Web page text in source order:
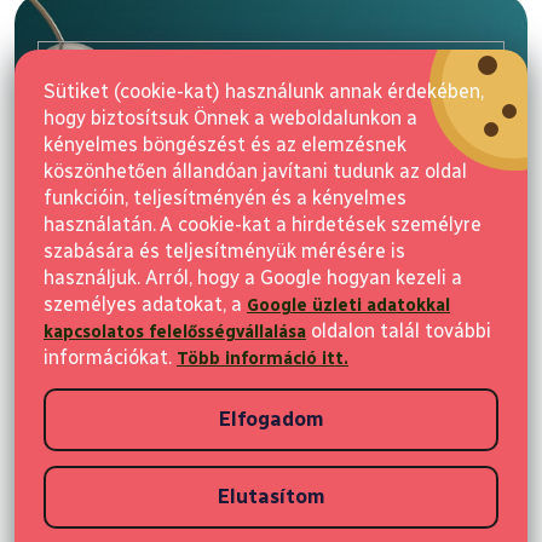
Sütiket (cookie-kat) használunk annak érdekében,
hogy biztosítsuk Önnek a weboldalunkon a
kényelmes böngészést és az elemzésnek
köszönhetően állandóan javítani tudunk az oldal
funkcióin, teljesítményén és a kényelmes
használatán. A cookie-kat a hirdetések személyre
szabására és teljesítményük mérésére is
használjuk. Arról, hogy a Google hogyan kezeli a
személyes adatokat, a Google üzleti adatokkal
kapcsolatos felelősségvállalása oldalon talál további
információkat. Több információ itt.
Elutasítom
Elfogadom
Feliratkozás
Vásárlás
Vásárlási információk
Copyright 2026Elvisia. Minden jog fenntartva.